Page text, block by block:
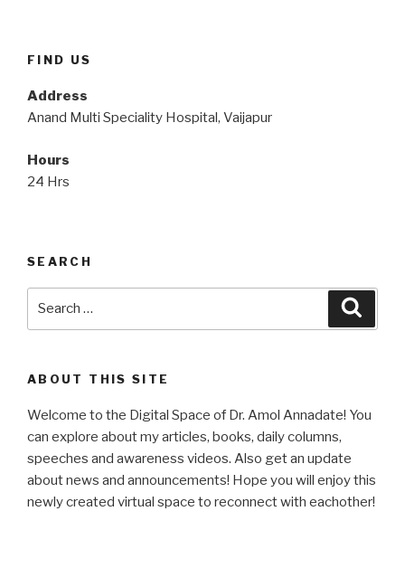
FIND US
Address
Anand Multi Speciality Hospital, Vaijapur
Hours
24 Hrs
SEARCH
ABOUT THIS SITE
Welcome to the Digital Space of Dr. Amol Annadate! You
can explore about my articles, books, daily columns,
speeches and awareness videos. Also get an update
about news and announcements! Hope you will enjoy this
newly created virtual space to reconnect with eachother!